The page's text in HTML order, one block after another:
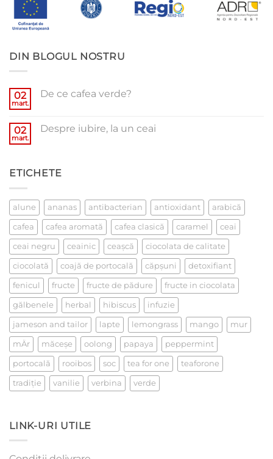
DIN BLOGUL NOSTRU
02
mart.
De ce cafea verde?
De
02
mart.
Despre iubire, la un ceai
iubire,
ETICHETE
alune ananas antibacterian antioxidant arabică
cafea cafea aromată cafea clasică caramel ceai
ceai negru ceainic ceaşcă ciocolata de calitate
ciocolată coajă de portocală căpşuni detoxifiant
fenicul fructe fructe de pădure fructe in ciocolata
gălbenele herbal hibiscus infuzie
jameson and tailor lapte lemongrass mango mur
mÄr măceşe oolong papaya peppermint
portocală rooibos soc tea for one teaforone
tradiţie vanilie verbina verde
LINK-URI UTILE